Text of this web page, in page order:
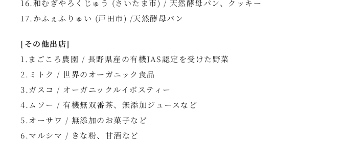
16.和むぎやろくじゅう (さいたま市) / 天然酵母パン、クッキー
17.かふぇふりゅい (戸田市) /天然酵母パン
[その他出店]
1.まごころ農園 / 長野県産の有機JAS認定を受けた野菜
2.ミトク / 世界のオーガニック食品
3.ガスコ / オーガニックルイボスティー
4.ムソー / 有機無双番茶、無添加ジュースなど
5.オーサワ / 無添加のお菓子など
6.マルシマ / きな粉、甘酒など